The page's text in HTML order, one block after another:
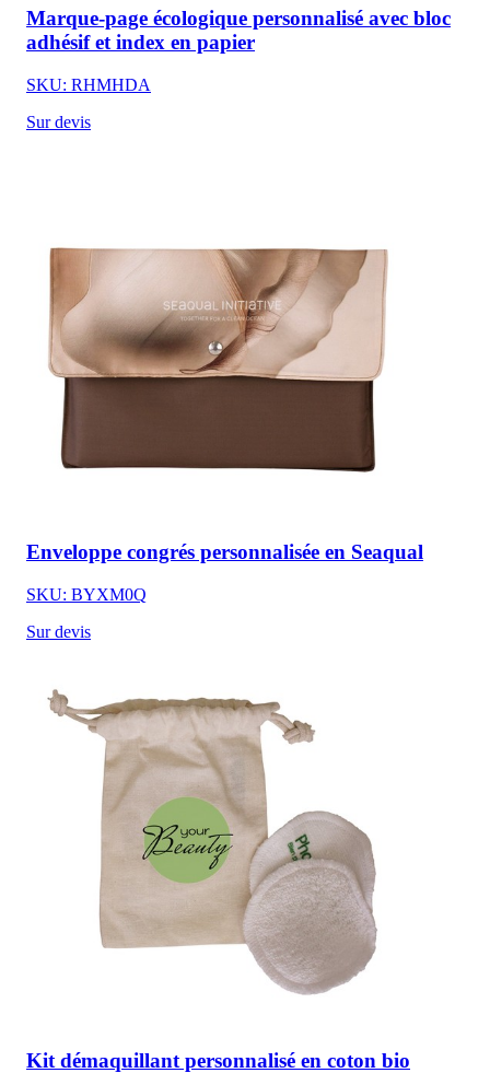
Marque-page écologique personnalisé avec bloc
adhésif et index en papier
SKU: RHMHDA
Sur devis
Enveloppe congrés personnalisée en Seaqual
SKU: BYXM0Q
Sur devis
Kit démaquillant personnalisé en coton bio